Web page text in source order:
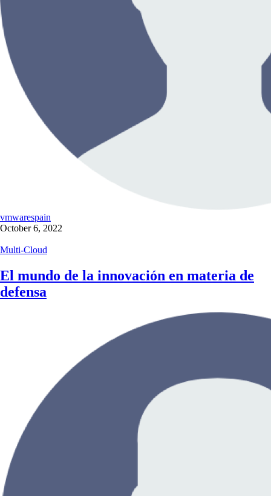
vmwarespain
October 6, 2022
Multi-Cloud
El mundo de la innovación en materia de
defensa